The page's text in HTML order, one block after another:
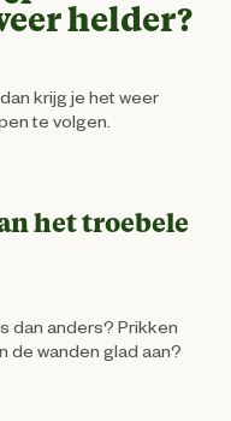
helder?
krijg je het weer
te volgen.
het troebele
dan anders? Prikken
de wanden glad aan?